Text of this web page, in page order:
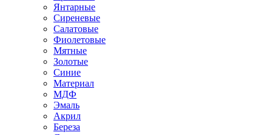
Янтарные
Сиреневые
Салатовые
Фиолетовые
Мятные
Золотые
Синие
Материал
МДФ
Эмаль
Акрил
Береза